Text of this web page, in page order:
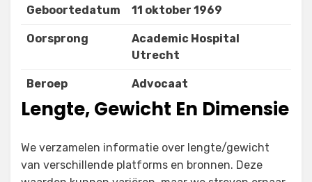
Geboortedatum 11 oktober 1969
Oorsprong
Academic Hospital
Utrecht
Beroep Advocaat
Lengte, Gewicht En Dimensie
We verzamelen informatie over lengte/gewicht
van verschillende platforms en bronnen. Deze